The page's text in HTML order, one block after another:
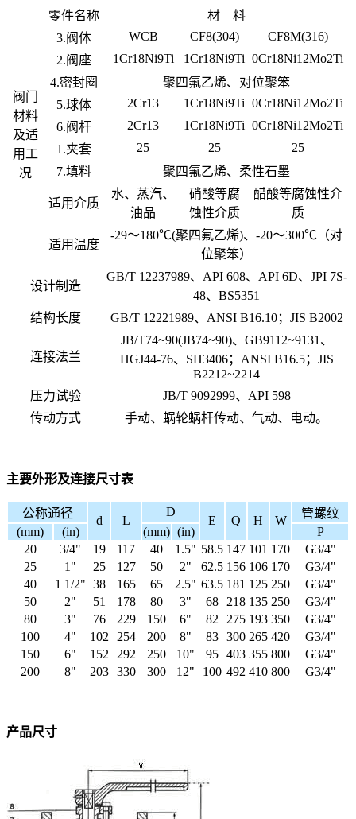
阀门
材料
及适
用工
况
零件名称
材 料
3.阀体
WCB CF8(304)
CF8M(316)
2.阀座
1Cr18Ni9Ti 1Cr18Ni9Ti 0Cr18Ni12Mo2Ti
4.密封圈
聚四氟乙烯、对位聚笨
5.球体
2Cr13 1Cr18Ni9Ti 0Cr18Ni12Mo2Ti
6.阀杆
2Cr13 1Cr18Ni9Ti 0Cr18Ni12Mo2Ti
1.夹套
25 25
25
7.填料
聚四氟乙烯、柔性石墨
适用介质
水、蒸汽、
油品
硝酸等腐
蚀性介质
醋酸等腐蚀性介
质
适用温度
-29～180℃(聚四氟乙烯)、-20～300℃（对
位聚笨）
设计制造
GB/T 12237989、API 608、API 6D、JPI 7S-
48、BS5351
结构长度
GB/T 12221989、ANSI B16.10；JIS B2002
连接法兰
JB/T74~90(JB74~90)、GB9112~9131、
HGJ44-76、SH3406；ANSI B16.5；JIS
B2212~2214
压力试验
JB/T 9092999、API 598
传动方式
手动、蜗轮蜗杆传动、气动、电动。
主要外形及连接尺寸表
公称通径
d L
D
E Q H W
管螺纹
(mm)
(in) (mm) (in)
P
20
3/4" 19 117 40 1.5" 58.5 147 101 170
G3/4"
25
1" 25 127 50 2" 62.5 156 106 170
G3/4"
40
1 1/2" 38 165 65 2.5" 63.5 181 125 250
G3/4"
50
2" 51 178 80 3" 68 218 135 250
G3/4"
80
3" 76 229 150 6" 82 275 193 350
G3/4"
100
4" 102 254 200 8" 83 300 265 420
G3/4"
150
6" 152 292 250 10" 95 403 355 800
G3/4"
200
8" 203 330 300 12" 100 492 410 800 G3/4"
产品尺寸